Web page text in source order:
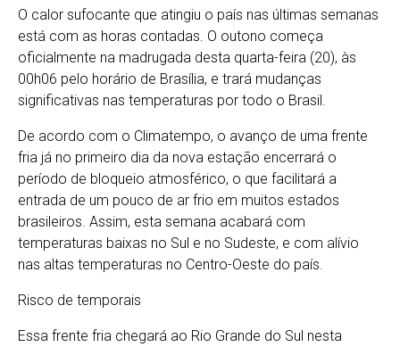
O calor sufocante que atingiu o país nas últimas semanas
está com as horas contadas. O outono começa
oficialmente na madrugada desta quarta-feira (20), às
00h06 pelo horário de Brasília, e trará mudanças
significativas nas temperaturas por todo o Brasil.
De acordo com o Climatempo, o avanço de uma frente
fria já no primeiro dia da nova estação encerrará o
período de bloqueio atmosférico, o que facilitará a
entrada de um pouco de ar frio em muitos estados
brasileiros. Assim, esta semana acabará com
temperaturas baixas no Sul e no Sudeste, e com alívio
nas altas temperaturas no Centro-Oeste do país.
Risco de temporais
Essa frente fria chegará ao Rio Grande do Sul nesta